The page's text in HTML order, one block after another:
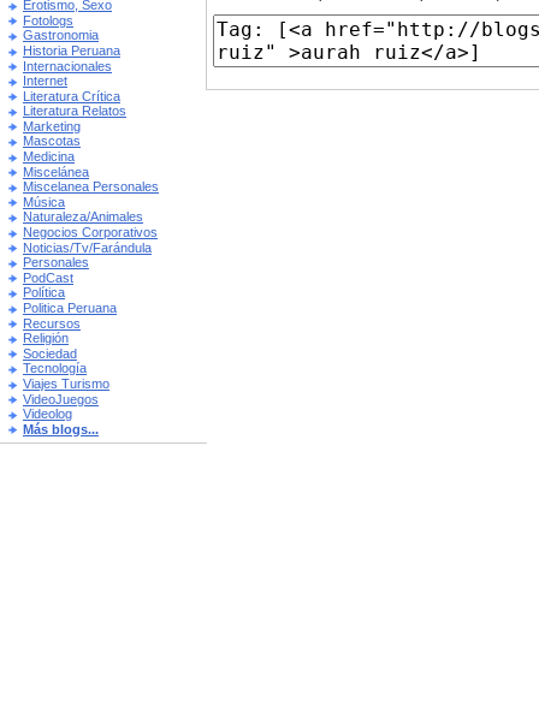
Erotismo, Sexo
Fotologs
Gastronomia
Historia Peruana
Internacionales
Internet
Literatura Crítica
Literatura Relatos
Marketing
Mascotas
Medicina
Miscelánea
Miscelanea Personales
Música
Naturaleza/Animales
Negocios Corporativos
Noticias/Tv/Farándula
Personales
PodCast
Política
Politica Peruana
Recursos
Religión
Sociedad
Tecnología
Viajes Turismo
VideoJuegos
Videolog
Más blogs...